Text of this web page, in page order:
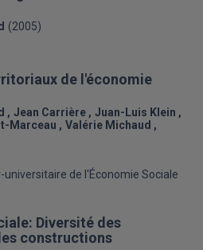
(2005)
de l'économie
Jean Carrière
Juan-Luis Klein
Marceau
Valérie Michaud
universitaire de l'Économie Sociale
Diversité des
constructions